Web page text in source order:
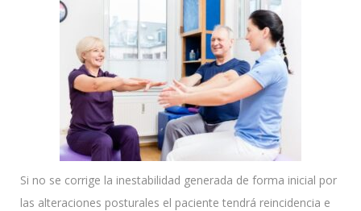
Si no se corrige la inestabilidad generada de forma inicial por
las alteraciones posturales el paciente tendrá reincidencia e